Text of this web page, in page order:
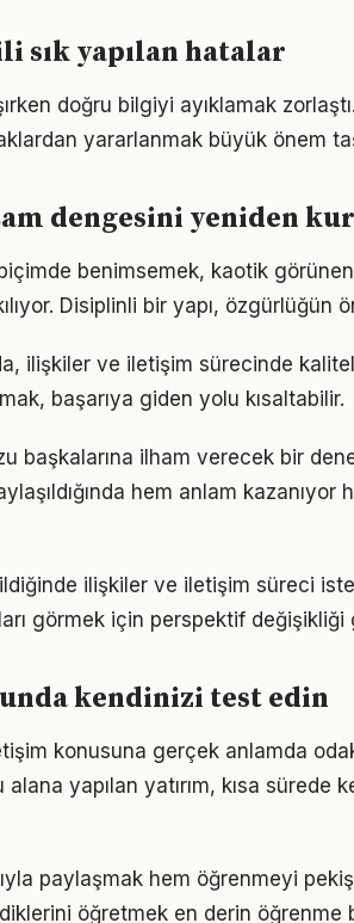
yapılan hatalar
doğru bilgiyi ayıklamak
yararlanmak büyük önem
dengesini yeniden
benimsemek, kaotik
Disiplinli bir yapı, özgürlüğün
ilişkiler ve iletişim sürecinde
başarıya giden yolu kısaltabilir.
başkalarına ilham verecek bir
hem anlam kazanıyor
ilişkiler ve iletişim süreci
görmek için perspektif değişikliği
kendinizi test edin
konusuna gerçek anlamda
yapılan yatırım, kısa sürede
paylaşmak hem öğrenmeyi
öğretmek en derin öğrenme